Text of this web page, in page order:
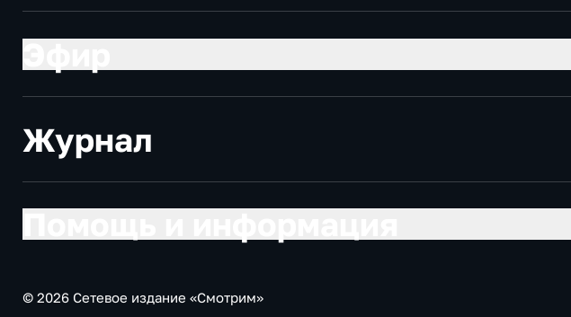
Журнал
© 2026 Сетевое издание «Смотрим»